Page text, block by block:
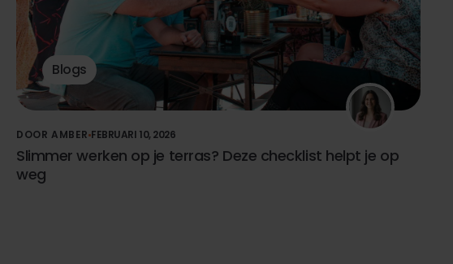
Blogs
DOOR AMBER FEBRUARI 10, 2026
Slimmer werken op je terras? Deze checklist helpt je op
weg